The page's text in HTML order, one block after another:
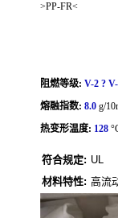
>PP-FR<
阻燃等级: V-2 ?
熔融指数: 8.0 g/
热变形温度: 128
符合规定: UL
材料特性: 高流